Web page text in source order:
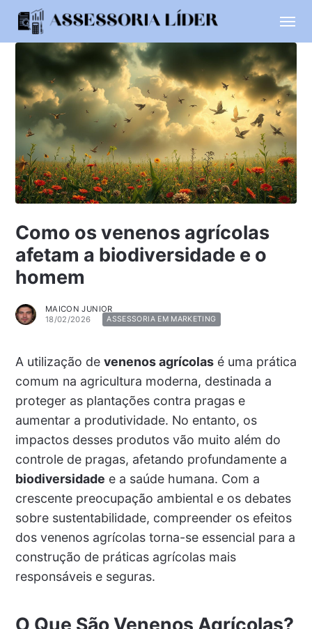
Como os venenos agrícolas
afetam a biodiversidade e o
homem
MAICON JUNIOR
18/02/2026
ASSESSORIA EM MARKETING
A utilização de venenos agrícolasé uma prática
comum na agricultura moderna, destinada a
proteger as plantações contra pragas e
aumentar a produtividade. No entanto, os
impactos desses produtos vão muito além do
controle de pragas, afetando profundamente a
biodiversidade e a saúde humana. Com a
crescente preocupação ambiental e os debates
sobre sustentabilidade, compreender os efeitos
dos venenos agrícolas torna-se essencial para a
construção de práticas agrícolas mais
responsáveis e seguras.
O Que São Venenos Agrícolas?